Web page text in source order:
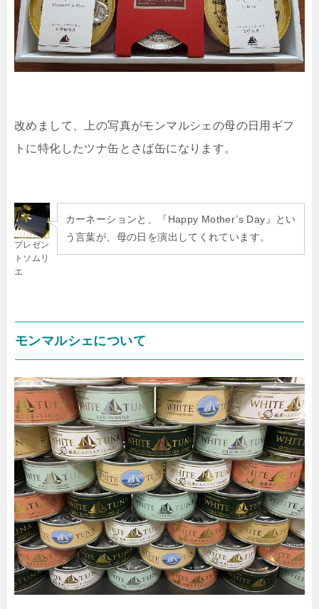
改めまして、上の写真がモンマルシェの母の日用ギフ
トに特化したツナ缶とさば缶になります。
プレゼン
トソムリ
エ
カーネーションと、『Happy Mother’s Day』とい
う言葉が、母の日を演出してくれています。
モンマルシェについて